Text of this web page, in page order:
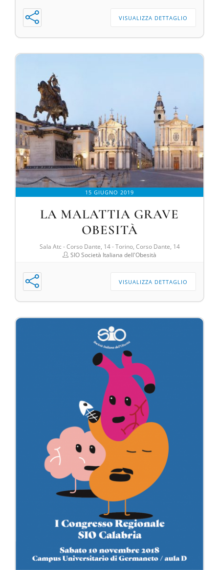
VISUALIZZA DETTAGLIO
15 GIUGNO 2019
LA MALATTIA GRAVE
OBESITÀ
Sala Atc - Corso Dante, 14 - Torino, Corso Dante, 14
SIO Società Italiana dell'Obesità
VISUALIZZA DETTAGLIO